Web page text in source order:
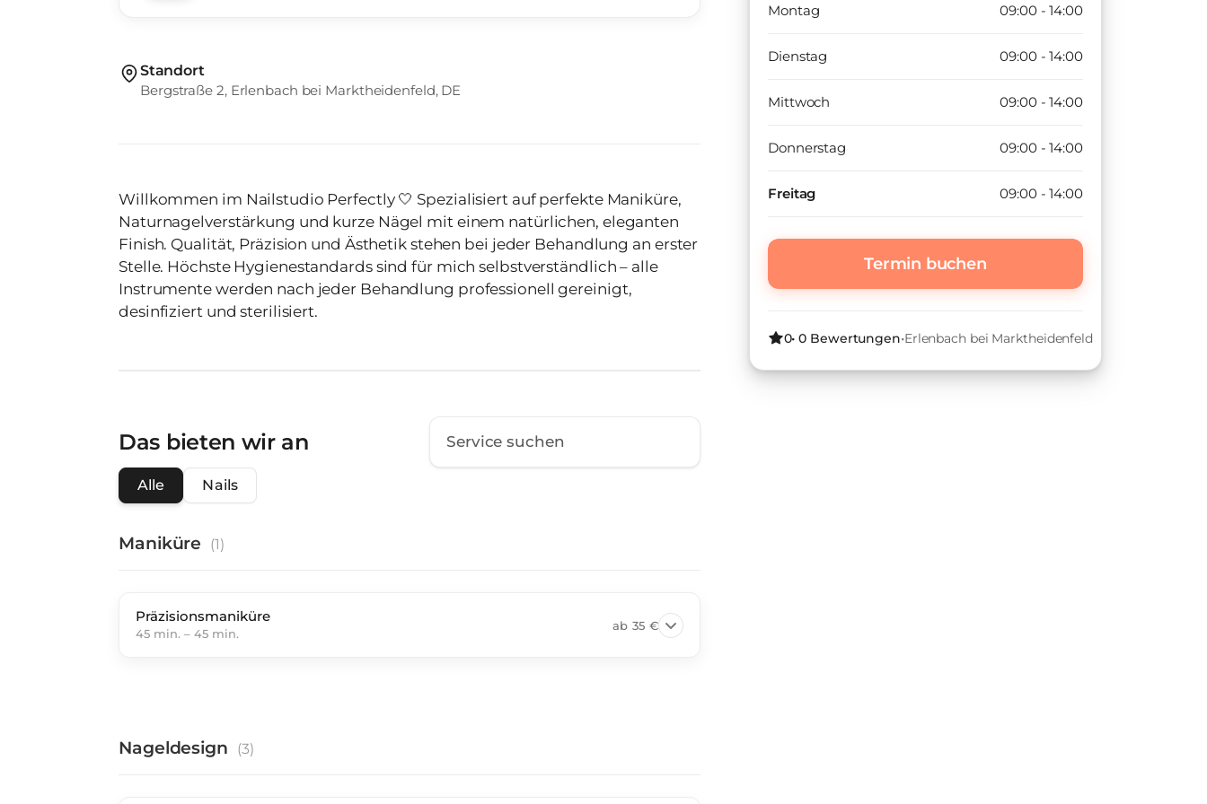
Standort
Bergstraße 2, Erlenbach bei Marktheidenfeld, DE
Willkommen im Nailstudio Perfectly 🤍 Spezialisiert auf perfekte Maniküre,
Naturnagelverstärkung und kurze Nägel mit einem natürlichen, eleganten
Finish. Qualität, Präzision und Ästhetik stehen bei jeder Behandlung an erster
Stelle. Höchste Hygienestandards sind für mich selbstverständlich – alle
Instrumente werden nach jeder Behandlung professionell gereinigt,
desinfiziert und sterilisiert.
Das bieten wir an
Alle Nails
Maniküre (1)
Präzisionsmaniküre
45 min. – 45 min.
ab 35 €
Nageldesign (3)
Montag 09:00 - 14:00
Dienstag 09:00 - 14:00
Mittwoch 09:00 - 14:00
Donnerstag 09:00 - 14:00
Freitag 09:00 - 14:00
Termin buchen
0• 0 Bewertungen•Erlenbach bei Marktheidenfeld